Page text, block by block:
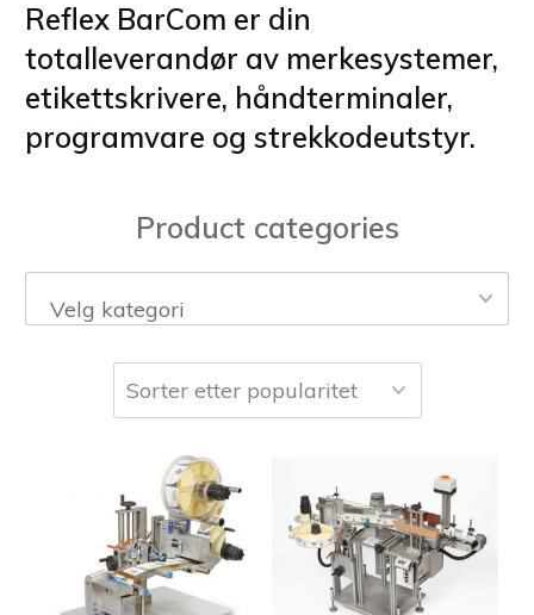
Reflex BarCom er din
totalleverandør av merkesystemer,
etikettskrivere, håndterminaler,
programvare og strekkodeutstyr.
Product categories
Velg kategori